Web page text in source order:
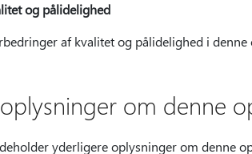
og pålidelighed
af kvalitet og pålidelighed i denne
om denne
yderligere oplysninger om denne